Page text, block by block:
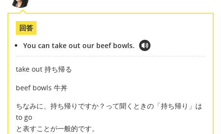
回答
You can take out our beef bowls.
take out 持ち帰る
beef bowls 牛丼
ちなみに、持ち帰りですか？って聞くときの「持ち帰り」は
to go
と表すことが一般的です。